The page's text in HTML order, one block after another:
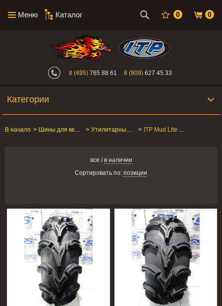
Меню Каталог 0 0
Интернет-магазин "Поросенок".
8 (495) 765 88 61 8 (909) 627 45 33
Категории
В начало > Шины для квадроцикла > Утилитарные ATV/SxS > ITP Mud Lite XXL
все /в наличии
Сортировать по: позиции